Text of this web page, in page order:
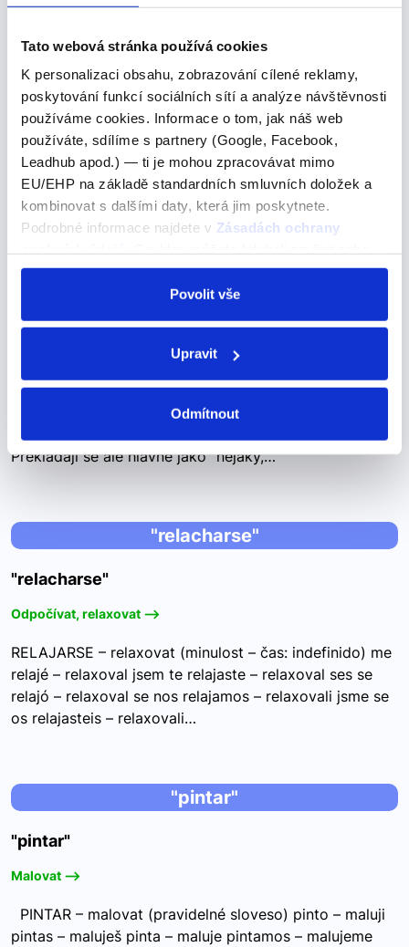
Tato webová stránka používá cookies
K personalizaci obsahu, zobrazování cílené reklamy,
poskytování funkcí sociálních sítí a analýze návštěvnosti
používáme cookies. Informace o tom, jak náš web
používáte, sdílíme s partnery (Google, Facebook,
Leadhub apod.) — ti je mohou zpracovávat mimo
EU/EHP na základě standardních smluvních doložek a
kombinovat s dalšími daty, která jim poskytnete.
Podrobné informace najdete v Zásadách ochrany
odvolat v nastavení cookies, případně se obrátit na
Povolit vše
Upravit
Odmítnout
with the drink?
Mimochodem, jaké jídlo se nejvíc hodí k tomuhle drinku?
To go with Sloveso go je tu opět použito jako frázové
sloveso. Tentokrát jako frázové sloveso "to go with",
které znamená "hodit se k něčemu“. V tomto případě
„jaké jídlo se hodí k tomuhle drinku“.…
any ideas
any ideas
Použití "any" a "some" v angličtině "Any" a "some" se
používají k vyjádření neurčitého množství něčeho. Mají
však různé použití a významy v různých kontextech.
Překládají se ale hlavně jako “nějaký,…
"relacharse"
"relacharse"
Odpočívat, relaxovat -->
RELAJARSE – relaxovat (minulost – čas: indefinido) me
relajé – relaxoval jsem te relajaste – relaxoval ses se
relajó – relaxoval se nos relajamos – relaxovali jsme se
os relajasteis – relaxovali…
"pintar"
"pintar"
Malovat -->
PINTAR – malovat (pravidelné sloveso) pinto – maluji
pintas – maluješ pinta – maluje pintamos – malujeme